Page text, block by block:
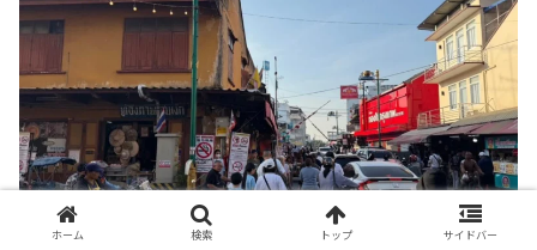
ホーム 検索 トップ サイドバー